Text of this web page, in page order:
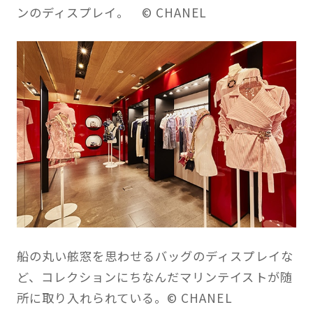
ンのディスプレイ。 © CHANEL
船の丸い舷窓を思わせるバッグのディスプレイな
ど、コレクションにちなんだマリンテイストが随
所に取り入れられている。 © CHANEL